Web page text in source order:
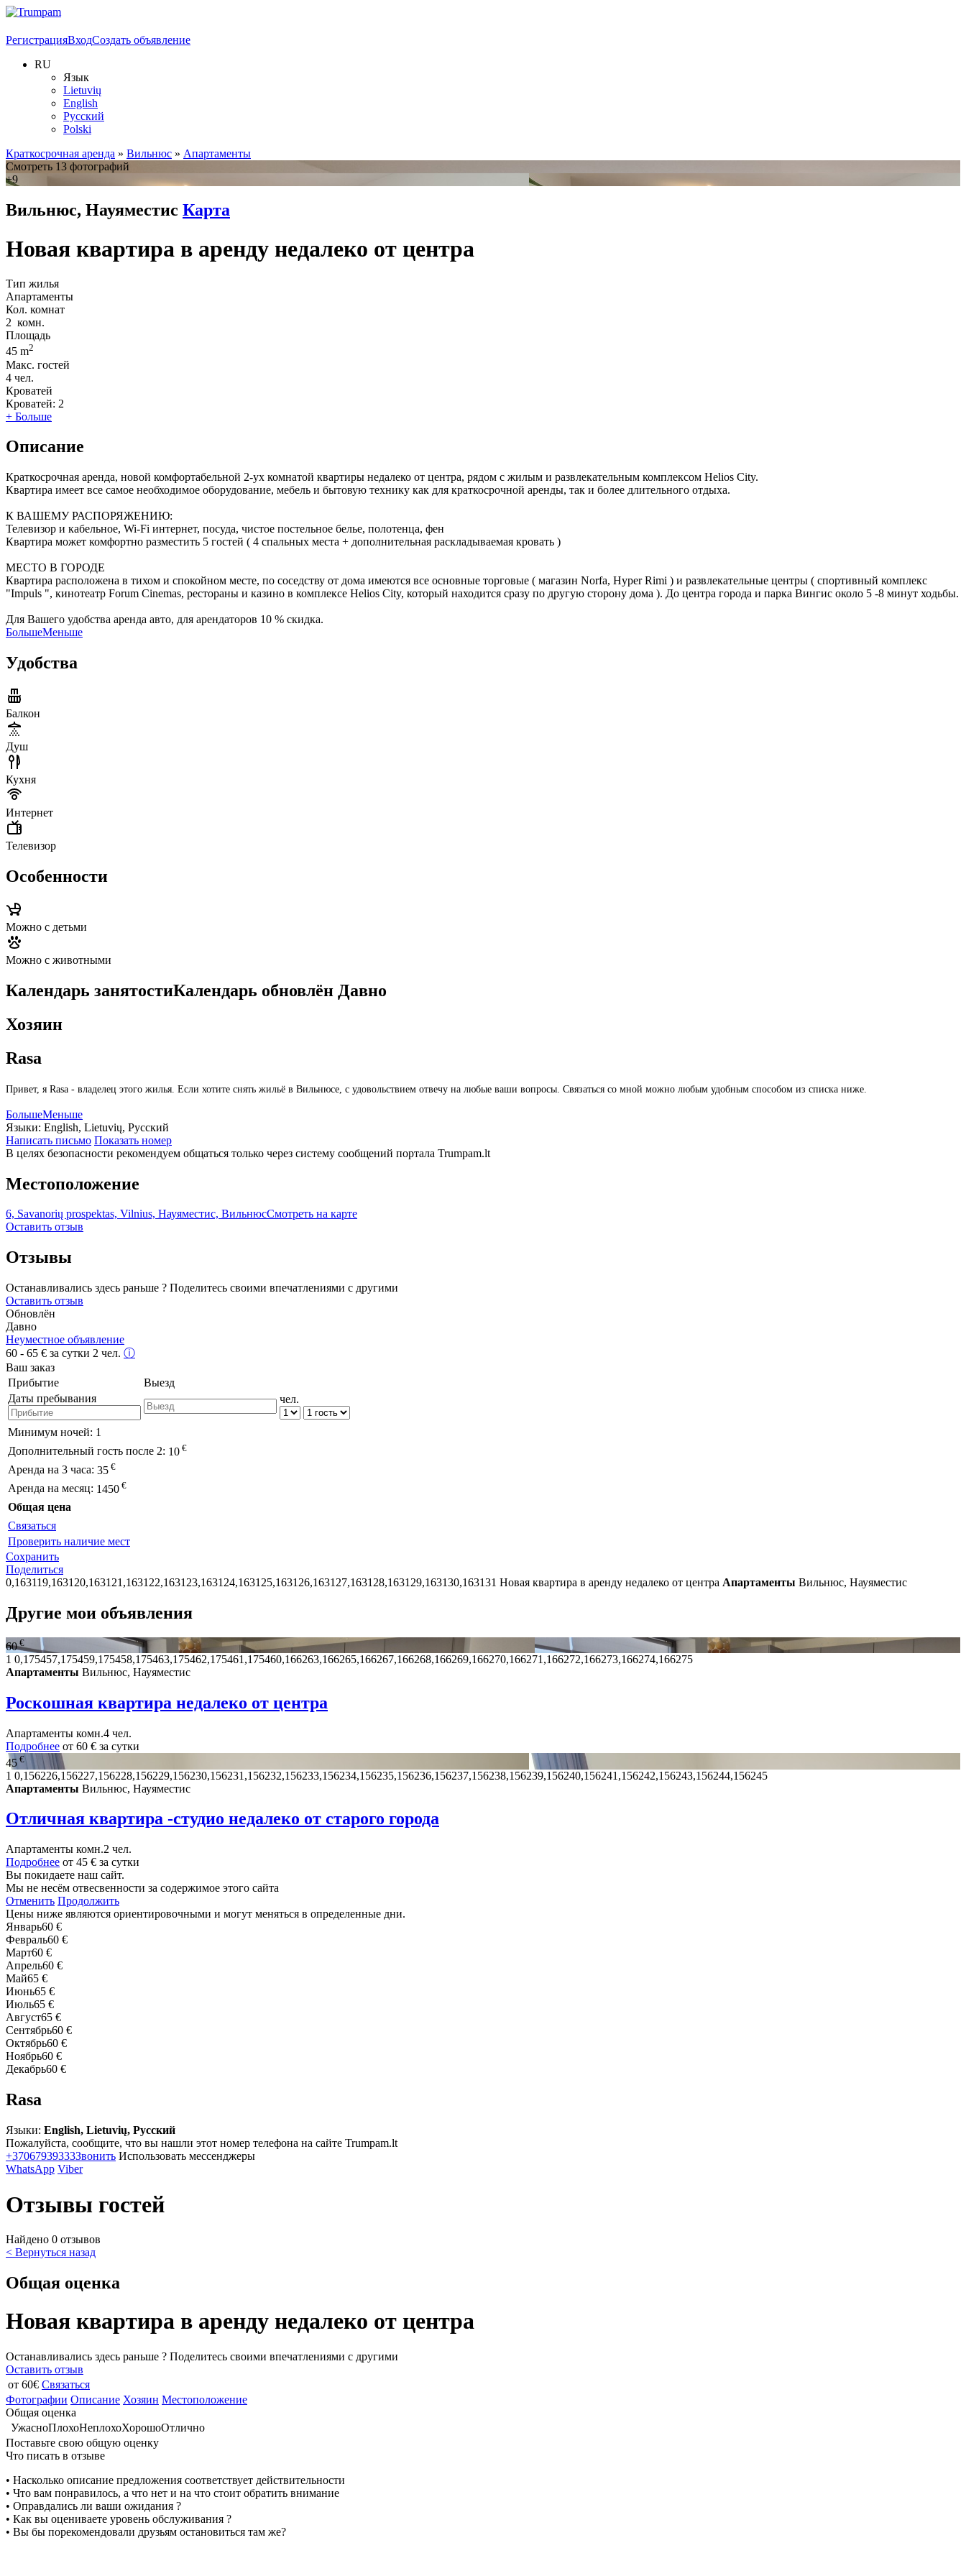
РегистрацияВходСоздать объявление
RU
Язык
Lietuvių
English
Русский
Polski
Краткосрочная аренда » Вильнюс » Апартаменты
Смотреть 13 фотографий
+9
Вильнюс, Науяместис Карта
Новая квартира в аренду недалеко от центра
Тип жилья
Апартаменты
Кол. комнат
2 комн.
Площадь
45 m2
Макс. гостей
4 чел.
Кроватей
Кроватей: 2
+ Больше
Описание
Краткосрочная аренда, новой комфортабельной 2-ух комнатой квартиры недалеко от центра, рядом с жилым и развлекательным комплексом Helios City.
Квартира имеет все самое необходимое оборудование, мебель и бытовую технику как для краткосрочной аренды, так и более длительного отдыха.
К ВАШЕМУ РАСПОРЯЖЕНИЮ:
Телевизор и кабельное, Wi-Fi интернет, посуда, чистое постельное белье, полотенца, фен
Квартира может комфортно разместить 5 гостей ( 4 спальных места + дополнительная раскладываемая кровать )
МЕСТО В ГОРОДЕ
Квартира расположена в тихом и спокойном месте, по соседству от дома имеются все основные торговые ( магазин Norfa, Hyper Rimi ) и развлекательные центры ( спортивный комплекс
"Impuls ", кинотеатр Forum Cinemas, рестораны и казино в комплексе Helios City, который находится сразу по другую сторону дома ). До центра города и парка Вингис около 5 -8 минут ходьбы.
Для Вашего удобства аренда авто, для арендаторов 10 % скидка.
БольшеМеньше
Удобства
Балкон
Душ
Кухня
Интернет
Телевизор
Особенности
Можно с детьми
Можно с животными
Календарь занятостиКалендарь обновлён Давно
Хозяин
Rasa
Привет, я Rasa - владелец этого жилья. Если хотите снять жильё в Вильнюсе, с удовольствием отвечу на любые ваши вопросы. Связаться со мной можно любым удобным способом из списка ниже.
БольшеМеньше
Языки: English, Lietuvių, Русский
Написать письмо Показать номер
В целях безопасности рекомендуем общаться только через систему сообщений портала Trumpam.lt
Местоположение
6, Savanorių prospektas, Vilnius, Науяместис, ВильнюсСмотреть на карте
Оставить отзыв
Отзывы
Останавливались здесь раньше ? Поделитесь своими впечатлениями с другими
Оставить отзыв
Обновлён
Давно
Неуместное объявление
60 - 65 € за сутки 2 чел. ⓘ
Ваш заказ
Прибытие
Выезд
Даты пребывания
чел.
Минимум ночей: 1
Дополнительный гость после 2: 10 €
Аренда на 3 часа: 35 €
Аренда на месяц: 1450 €
Общая цена
Связаться
Проверить наличие мест
Сохранить
Поделиться
0,163119,163120,163121,163122,163123,163124,163125,163126,163127,163128,163129,163130,163131 Новая квартира в аренду недалеко от центра Апартаменты Вильнюс, Науяместис
Другие мои объявления
60 €
1 0,175457,175459,175458,175463,175462,175461,175460,166263,166265,166267,166268,166269,166270,166271,166272,166273,166274,166275
Апартаменты Вильнюс, Науяместис
Роскошная квартира недалеко от центра
Апартаменты комн.4 чел.
Подробнее от 60 € за сутки
45 €
1 0,156226,156227,156228,156229,156230,156231,156232,156233,156234,156235,156236,156237,156238,156239,156240,156241,156242,156243,156244,156245
Апартаменты Вильнюс, Науяместис
Отличная квартира -студио недалеко от старого города
Апартаменты комн.2 чел.
Подробнее от 45 € за сутки
Вы покидаете наш сайт.
Мы не несём отвесвенности за содержимое этого сайта
Отменить Продолжить
Цены ниже являются ориентировочными и могут меняться в определенные дни.
Январь60 €
Февраль60 €
Март60 €
Апрель60 €
Май65 €
Июнь65 €
Июль65 €
Август65 €
Сентябрь60 €
Октябрь60 €
Ноябрь60 €
Декабрь60 €
Rasa
Языки: English, Lietuvių, Русский
Пожалуйста, сообщите, что вы нашли этот номер телефона на сайте Trumpam.lt
+37067939333Звонить Использовать мессенджеры
WhatsApp Viber
Отзывы гостей
Найдено 0 отзывов
< Вернуться назад
Общая оценка
Новая квартира в аренду недалеко от центра
Останавливались здесь раньше ? Поделитесь своими впечатлениями с другими
Оставить отзыв
от 60€ Связаться
Фотографии Описание Хозяин Местоположение
Общая оценка
УжасноПлохоНеплохоХорошоОтлично
Поставьте свою общую оценку
Что писать в отзыве
• Насколько описание предложения соответствует действительности
• Что вам понравилось, а что нет и на что стоит обратить внимание
• Оправдались ли ваши ожидания ?
• Как вы оцениваете уровень обслуживания ?
• Вы бы порекомендовали друзьям остановиться там же?